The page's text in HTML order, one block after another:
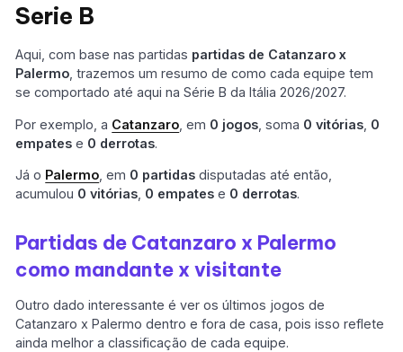
Serie B
Aqui, com base nas partidas partidas de Catanzaro x
Palermo , trazemos um resumo de como cada equipe tem
se comportado até aqui na Série B da Itália 2026/2027.
Por exemplo, a Catanzaro , em 0 jogos , soma 0 vitórias 0
empates e 0 derrotas.
Já o Palermo , em 0 partidas disputadas até então,
acumulou 0 vitórias 0 empates e 0 derrotas.
Partidas de Catanzaro x Palermo
como mandante x visitante
Outro dado interessante é ver os últimos jogos de
Catanzaro x Palermo dentro e fora de casa, pois isso reflete
ainda melhor a classificação de cada equipe.